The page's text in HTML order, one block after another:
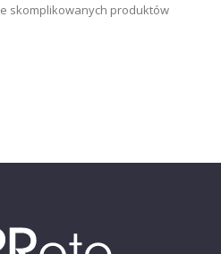
skomplikowanych produktów